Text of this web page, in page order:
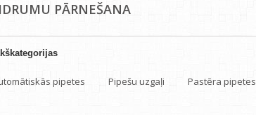
PĀRNEŠANA
pipetes Pipešu uzgaļi Pastēra pipetes